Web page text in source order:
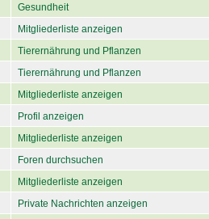
Gesundheit
Mitgliederliste anzeigen
Tierernährung und Pflanzen
Tierernährung und Pflanzen
Mitgliederliste anzeigen
Profil anzeigen
Mitgliederliste anzeigen
Foren durchsuchen
Mitgliederliste anzeigen
Private Nachrichten anzeigen